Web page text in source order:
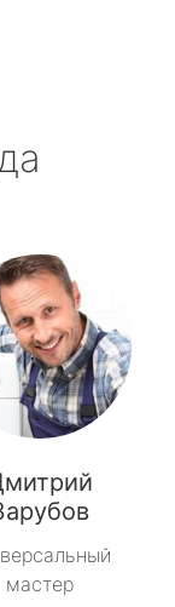
мастер